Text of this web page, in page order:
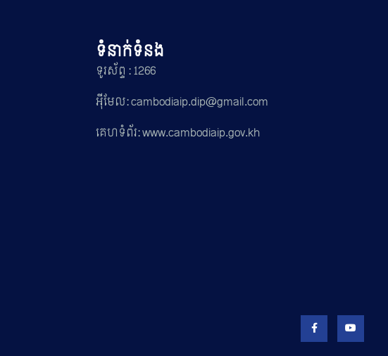
ទំនាក់ទំនង
ទូរស័ព្ទ : 1266
អ៊ីមែល: cambodiaip.dip@gmail.com
គេហទំព័រ: www.cambodiaip.gov.kh